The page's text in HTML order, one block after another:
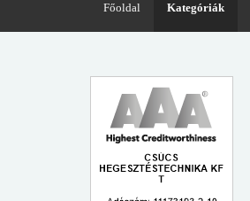
Főoldal Kategóriák